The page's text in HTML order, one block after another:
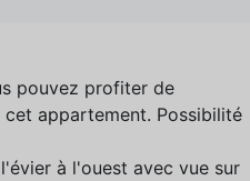
pouvez profiter de
appartement. Possibilité
à l'ouest avec vue sur